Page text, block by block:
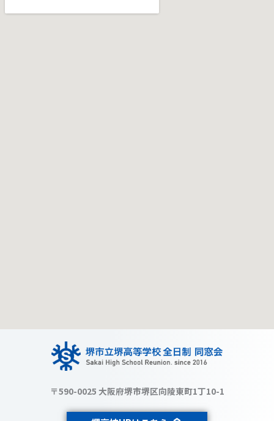
〒590-0025 大阪府堺市堺区向陵東町1丁10-1